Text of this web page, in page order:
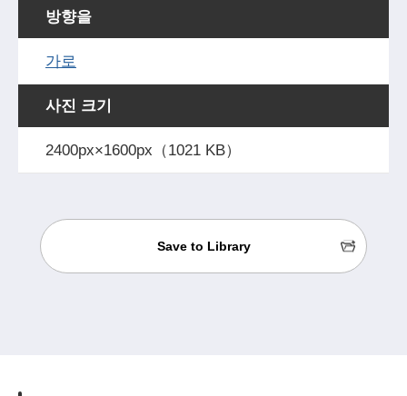
방향을
가로
사진 크기
2400px×1600px（1021 KB）
Save to Library